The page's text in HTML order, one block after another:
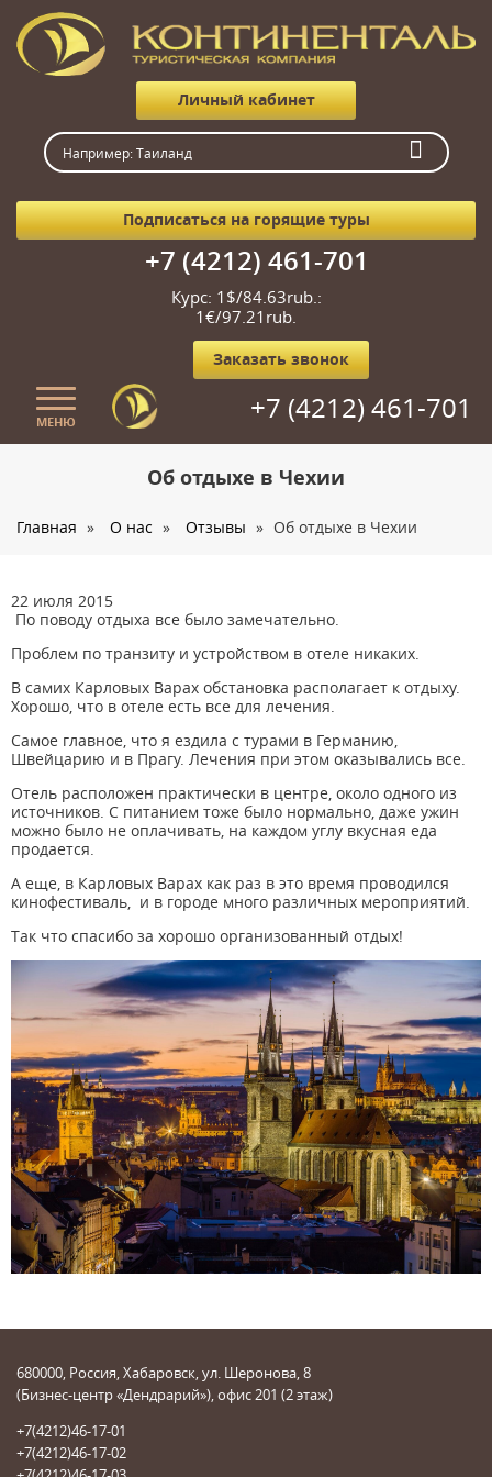
Личный кабинет
Подписаться на горящие туры
+7 (4212) 461-701
Курс: 1$/84.63rub.:
1€/97.21rub.
Заказать звонок
МЕНЮ +7 (4212) 461-701
Страны
Туристам
Корпоративное обслуживание
Новости
Контакты
Об отдыхе в Чехии
Главная » О нас » Отзывы » Об отдыхе в Чехии
22 июля 2015
По поводу отдыха все было замечательно.
Проблем по транзиту и устройством в отеле никаких.
В самих Карловых Варах обстановка располагает к отдыху.
Хорошо, что в отеле есть все для лечения.
Самое главное, что я ездила с турами в Германию,
Швейцарию и в Прагу. Лечения при этом оказывались все.
Отель расположен практически в центре, около одного из
источников. С питанием тоже было нормально, даже ужин
можно было не оплачивать, на каждом углу вкусная еда
продается.
А еще, в Карловых Варах как раз в это время проводился
кинофестиваль, и в городе много различных мероприятий.
Так что спасибо за хорошо организованный отдых!
680000, Россия, Хабаровск, ул. Шеронова, 8
(Бизнес-центр «Дендрарий»), офис 201 (2 этаж)
+7(4212)46-17-01
+7(4212)46-17-02